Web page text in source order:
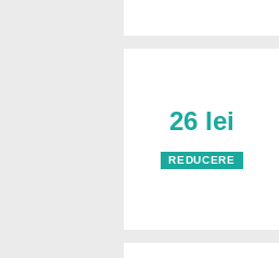
26 lei
REDUCERE